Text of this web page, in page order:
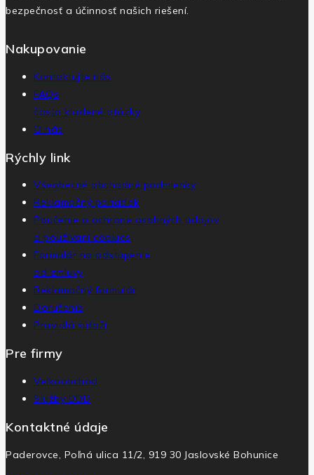
bezpečnosť a účinnosť našich riešení.
Nakupovanie
Kontaktujte nás
FAQs
často kladené otázky
O nás
Rýchly link
Všeobecné obchodné podmienky
Reklamačný poriadok
Poučenie o ochrane osobných údajov
a používaní cookies
Formulár na odstúpenie
od zmluvy
Reklamačný formulár
Doručenie
Pravidlá súťaží
Pre firmy
Veľkoobchod
Služby DDD
Kontaktné údaje
Paderovce, Poľná ulica 11/2, 919 30 Jaslovské Bohunice